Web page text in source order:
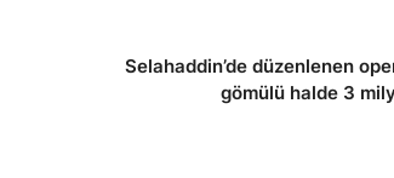
Selahaddin’de düzenlenen
gömülü halde 3